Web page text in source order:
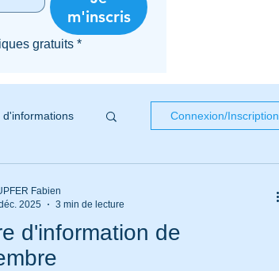
m'inscris
gratuits *
d'informations Connexion/Inscription
d'information de
Fabien
2025
3 min de lecture